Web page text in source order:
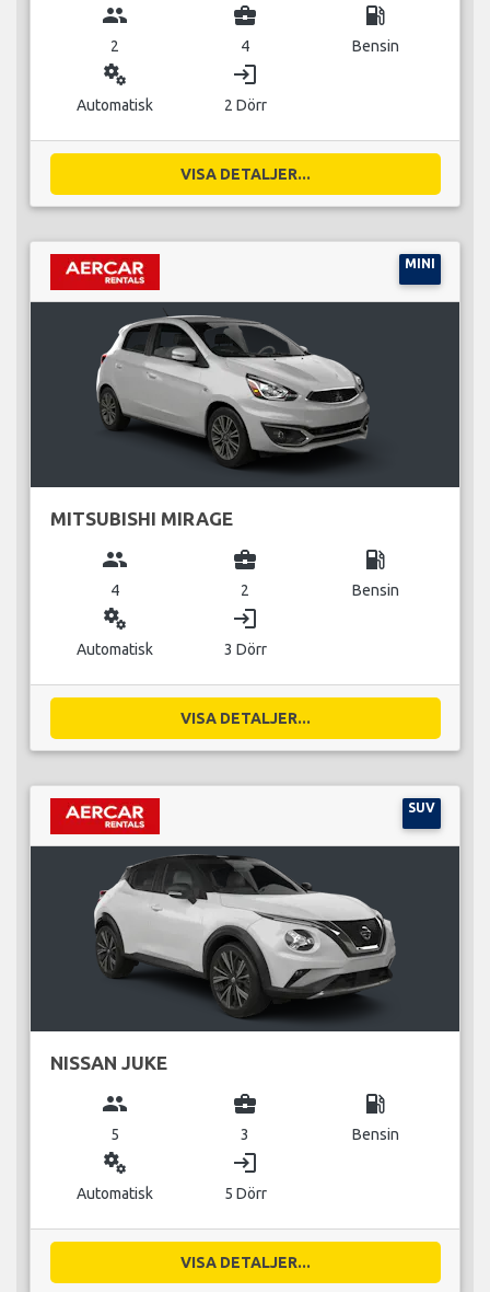
group
2
business_center
4
local_gas_station
Bensin
miscellaneous_services
Automatisk
login
2 Dörr
VISA DETALJER...
MINI
MITSUBISHI MIRAGE
group
4
business_center
2
local_gas_station
Bensin
miscellaneous_services
Automatisk
login
3 Dörr
VISA DETALJER...
SUV
NISSAN JUKE
group
5
business_center
3
local_gas_station
Bensin
miscellaneous_services
Automatisk
login
5 Dörr
VISA DETALJER...